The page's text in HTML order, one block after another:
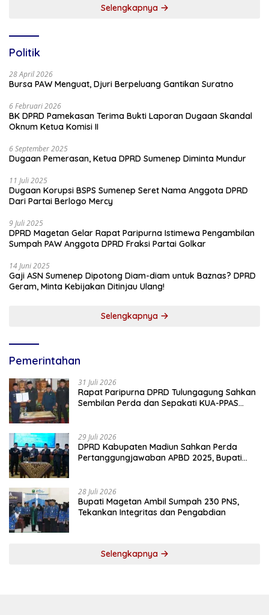
Selengkapnya
Politik
28 April 2026
Bursa PAW Menguat, Djuri Berpeluang Gantikan Suratno
6 Februari 2026
BK DPRD Pamekasan Terima Bukti Laporan Dugaan Skandal
Oknum Ketua Komisi II
6 September 2025
Dugaan Pemerasan, Ketua DPRD Sumenep Diminta Mundur
11 Juli 2025
Dugaan Korupsi BSPS Sumenep Seret Nama Anggota DPRD
Dari Partai Berlogo Mercy
9 Juli 2025
DPRD Magetan Gelar Rapat Paripurna Istimewa Pengambilan
Sumpah PAW Anggota DPRD Fraksi Partai Golkar
14 Juni 2025
Gaji ASN Sumenep Dipotong Diam-diam untuk Baznas? DPRD
Geram, Minta Kebijakan Ditinjau Ulang!
Selengkapnya
Pemerintahan
31 Juli 2026
Rapat Paripurna DPRD Tulungagung Sahkan
Sembilan Perda dan Sepakati KUA-PPAS
29 Juli 2026
DPRD Kabupaten Madiun Sahkan Perda
Pertanggungjawaban APBD 2025, Bupati
28 Juli 2026
Bupati Magetan Ambil Sumpah 230 PNS,
Tekankan Integritas dan Pengabdian
Selengkapnya